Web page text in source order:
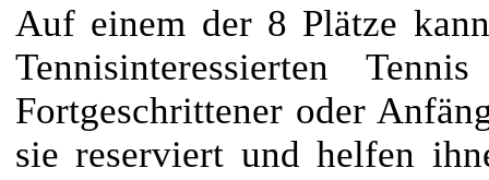
Auf einem der 8 Plätze
Tennisinteressierten
Fortgeschrittener oder
sie reserviert und helfen